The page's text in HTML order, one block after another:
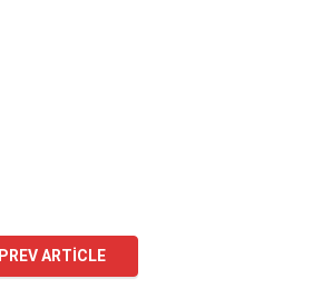
PREV ARTICLE